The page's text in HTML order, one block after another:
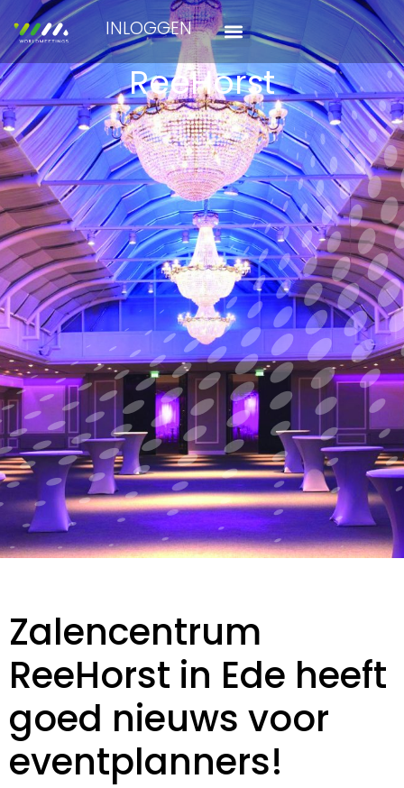
INLOGGEN
ReeHorst
Zalencentrum
ReeHorst in Ede heeft
goed nieuws voor
eventplanners!